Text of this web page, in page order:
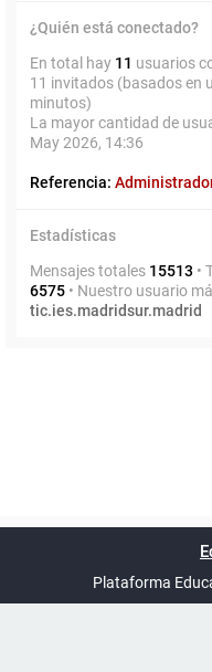
¿Quién está conectado?
En total hay 11 usuarios
11 invitados (basados en
minutos)
La mayor cantidad de
May 2026, 14:36
Referencia:
Estadísticas
Mensajes totales 15513 •
6575 • Nuestro usuario
tic.ies.madridsur.madrid
UTC+02:00
Plataforma